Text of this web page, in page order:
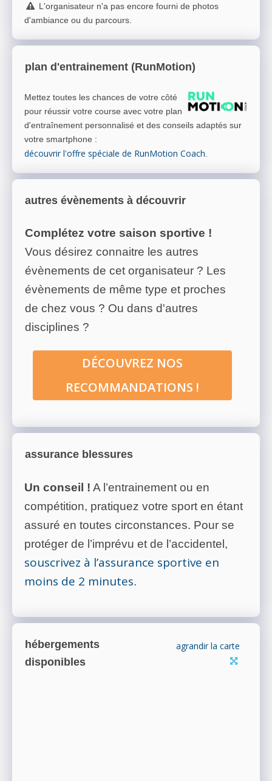
L'organisateur n'a pas encore fourni de photos
d'ambiance ou du parcours.
plan d'entrainement (RunMotion)
Mettez toutes les chances de votre côté
pour réussir votre course avec votre plan
d'entraînement personnalisé et des conseils adaptés sur
votre smartphone :
découvrir l'offre spéciale de RunMotion Coach.
autres évènements à découvrir
Complétez votre saison sportive !
Vous désirez connaitre les autres
évènements de cet organisateur ? Les
évènements de même type et proches
de chez vous ? Ou dans d'autres
disciplines ?
DÉCOUVREZ NOS
RECOMMANDATIONS !
assurance blessures
Un conseil ! A l’entrainement ou en
compétition, pratiquez votre sport en étant
assuré en toutes circonstances. Pour se
protéger de l’imprévu et de l’accidentel,
souscrivez à l’assurance sportive en
moins de 2 minutes.
hébergements
disponibles
agrandir la carte